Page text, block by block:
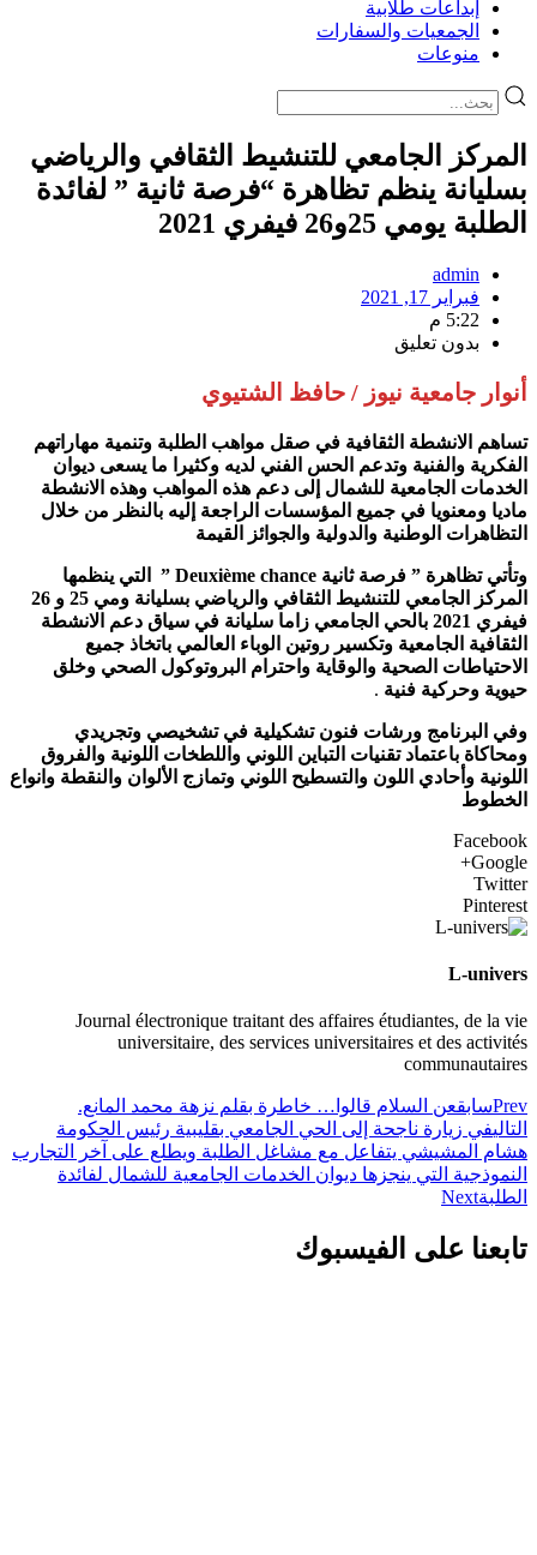
إبداعات طلابية
الجمعيات والسفارات
منوعات
المركز الجامعي للتنشيط الثقافي والرياضي
بسليانة ينظم تظاهرة “فرصة ثانية ” لفائدة
الطلبة يومي 25و26 فيفري 2021
admin
فبراير 17, 2021
5:22 م
بدون تعليق
أنوار جامعية نيوز / حافظ الشتيوي
تساهم الانشطة الثقافية في صقل مواهب الطلبة وتنمية مهاراتهم
الفكرية والفنية وتدعم الحس الفني لديه وكثيرا ما يسعى ديوان
الخدمات الجامعية للشمال إلى دعم هذه المواهب وهذه الانشطة
ماديا ومعنويا في جميع المؤسسات الراجعة إليه بالنظر من خلال
التظاهرات الوطنية والدولية والجوائز القيمة
وتأتي تظاهرة ” فرصة ثانية Deuxième chance ” التي ينظمها
المركز الجامعي للتنشيط الثقافي والرياضي بسليانة ومي 25 و 26
فيفري 2021 بالحي الجامعي زاما سليانة في سياق دعم الانشطة
الثقافية الجامعية وتكسير روتين الوباء العالمي باتخاذ جميع
الاحتياطات الصحية والوقاية واحترام البروتوكول الصحي وخلق
حيوية وحركية فنية .
وفي البرنامج ورشات فنون تشكيلية في تشخيصي وتجريدي
ومحاكاة باعتماد تقنيات التباين اللوني واللطخات اللونية والفروق
اللونية وأحادي اللون والتسطيح اللوني وتمازج الألوان والنقطة وانواع
الخطوط
Facebook
Google+
Twitter
Pinterest
L-univers
Journal électronique traitant des affaires étudiantes, de la vie
universitaire, des services universitaires et des activités
communautaires
Prevسابقعن السلام قالوا… خاطرة بقلم نزهة محمد المانع.
التاليفي زيارة ناجحة إلى الحي الجامعي بقليبية رئيس الحكومة
هشام المشيشي يتفاعل مع مشاغل الطلبة ويطلع على آخر التجارب
النموذجية التي ينجزها ديوان الخدمات الجامعية للشمال لفائدة
الطلبةNext
تابعنا على الفيسبوك